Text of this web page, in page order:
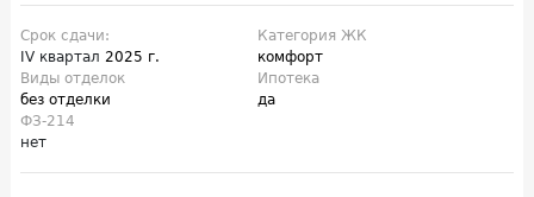
Срок сдачи:
IV квартал 2025 г.
Категория ЖК
комфорт
Виды отделок
без отделки
Ипотека
да
ФЗ-214
нет